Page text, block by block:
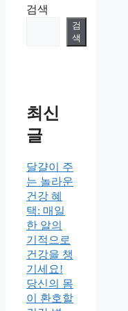
검색
검
색
최신
글
달걀이 주
는 놀라운
건강 혜
택: 매일
한 알의
기적으로
건강을 챙
기세요!
당신의 몸
이 환호할